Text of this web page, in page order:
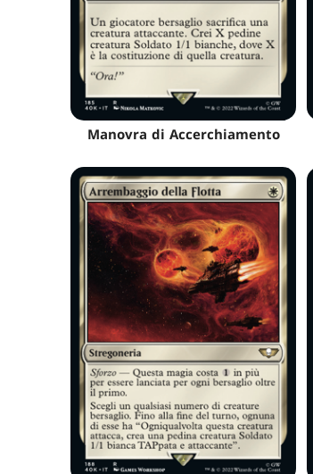
Manovra di Accerchiamento